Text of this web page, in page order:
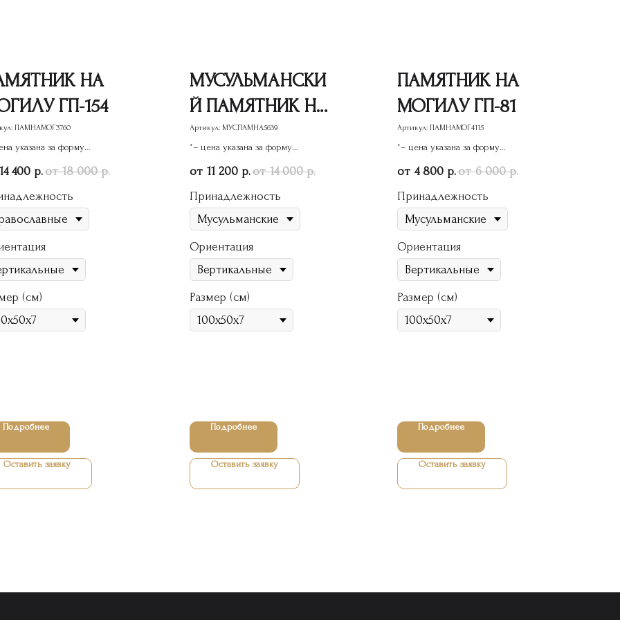
НА
ГП-154
ПАМНАМОГ3760
указана за форму
14 400 р. 18 000 р.
(см)
Подробнее
Оставить заявку
МУСУЛЬМАНСКИ
Й ПАМЯТНИК НА
МОГИЛУ ИЗ
ГРАНИТА
МГП-188
Артикул: МУСПАМНА5639
*– цена указана за форму
11 200 р. 14 000 р.
Принадлежность
Ориентация
Размер (см)
Подробнее
Оставить заявку
ПАМЯТНИК НА
МОГИЛУ ГП-81
Артикул: ПАМНАМОГ4115
*– цена указана за форму
4 800 р. 6 000 р.
Принадлежность
Ориентация
Размер (см)
Подробнее
Оставить заявку